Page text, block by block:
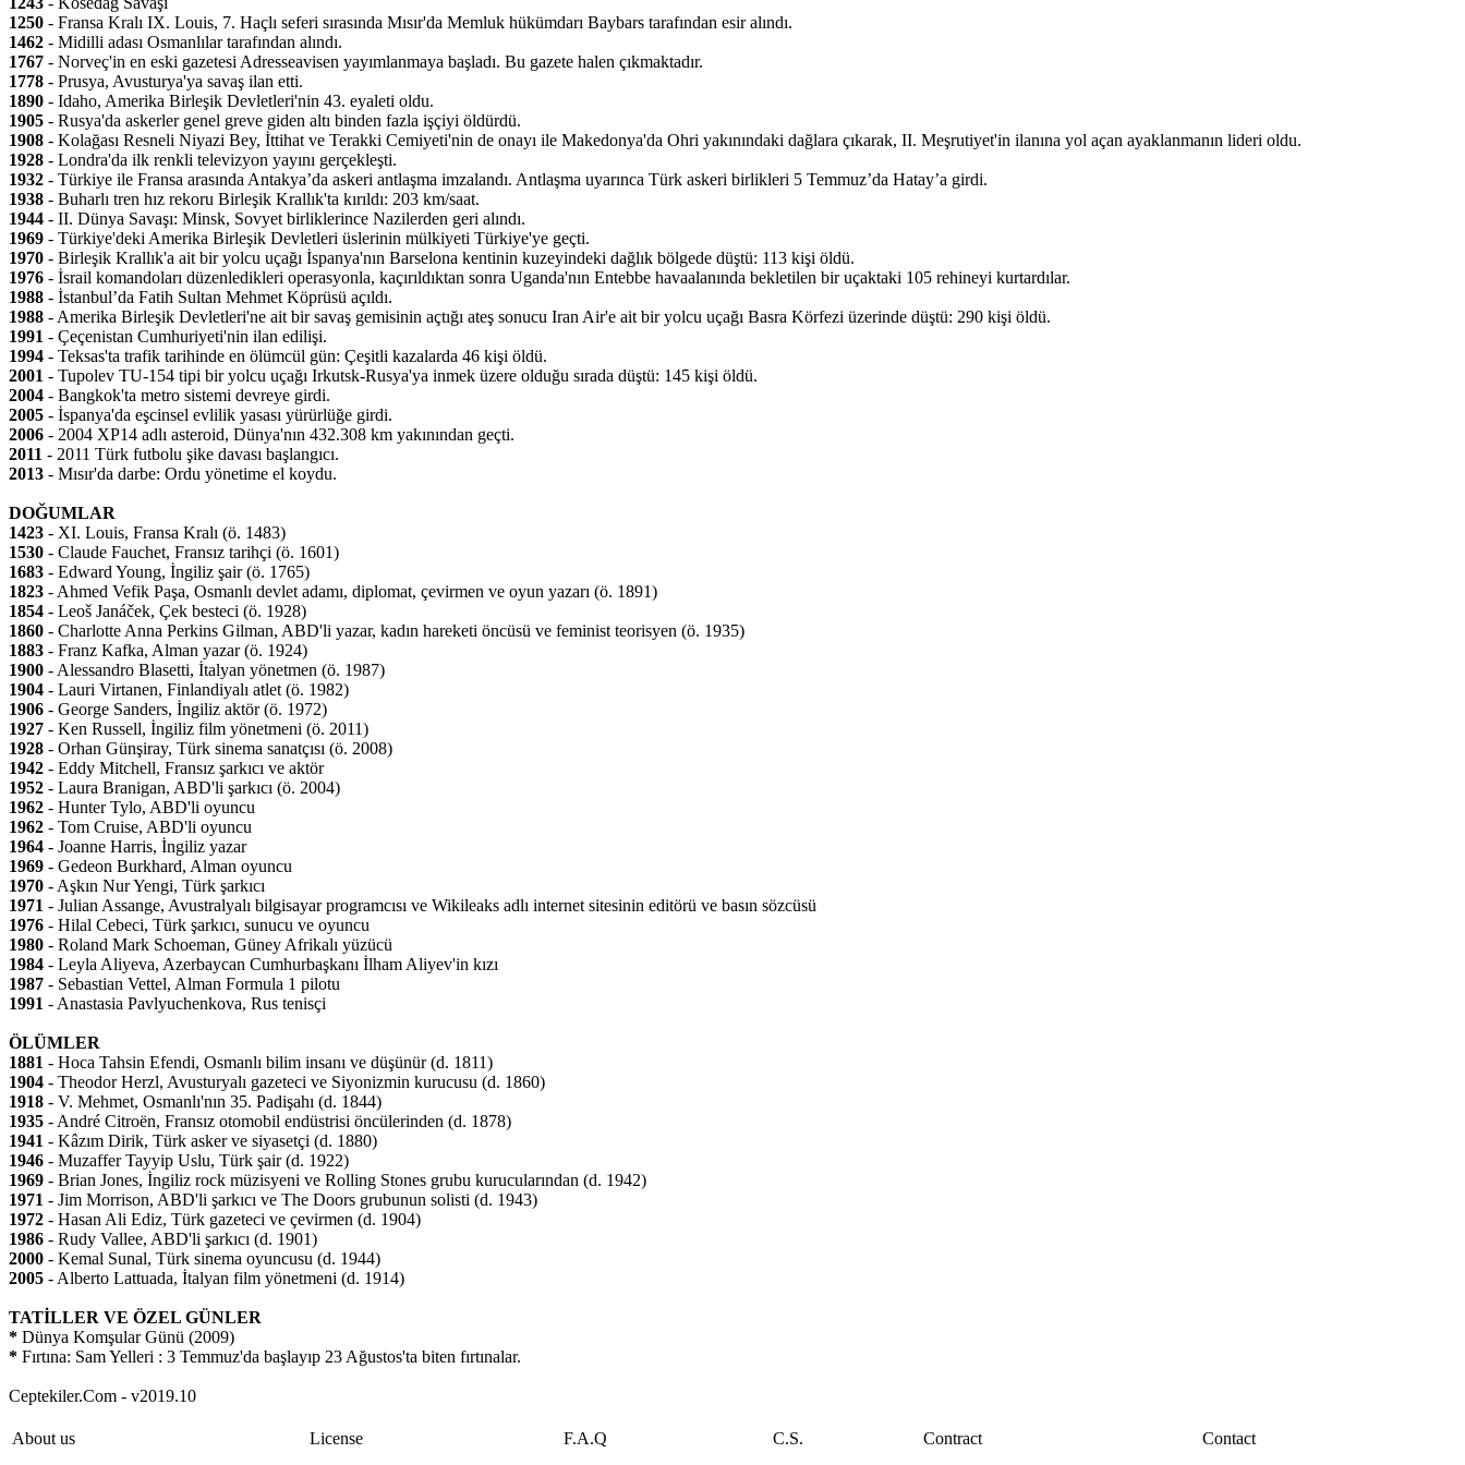
1250 - Fransa Kralı IX. Louis, 7. Haçlı seferi sırasında Mısır'da Memluk hükümdarı Baybars tarafından esir alındı.
1462 - Midilli adası Osmanlılar tarafından alındı.
1767 - Norveç'in en eski gazetesi Adresseavisen yayımlanmaya başladı. Bu gazete halen çıkmaktadır.
1778 - Prusya, Avusturya'ya savaş ilan etti.
1890 - Idaho, Amerika Birleşik Devletleri'nin 43. eyaleti oldu.
1905 - Rusya'da askerler genel greve giden altı binden fazla işçiyi öldürdü.
1908 - Kolağası Resneli Niyazi Bey, İttihat ve Terakki Cemiyeti'nin de onayı ile Makedonya'da Ohri yakınındaki dağlara çıkarak, II. Meşrutiyet'in ilanına yol açan ayaklanmanın lideri oldu.
1928 - Londra'da ilk renkli televizyon yayını gerçekleşti.
1932 - Türkiye ile Fransa arasında Antakya’da askeri antlaşma imzalandı. Antlaşma uyarınca Türk askeri birlikleri 5 Temmuz’da Hatay’a girdi.
1938 - Buharlı tren hız rekoru Birleşik Krallık'ta kırıldı: 203 km/saat.
1944 - II. Dünya Savaşı: Minsk, Sovyet birliklerince Nazilerden geri alındı.
1969 - Türkiye'deki Amerika Birleşik Devletleri üslerinin mülkiyeti Türkiye'ye geçti.
1970 - Birleşik Krallık'a ait bir yolcu uçağı İspanya'nın Barselona kentinin kuzeyindeki dağlık bölgede düştü: 113 kişi öldü.
1976 - İsrail komandoları düzenledikleri operasyonla, kaçırıldıktan sonra Uganda'nın Entebbe havaalanında bekletilen bir uçaktaki 105 rehineyi kurtardılar.
1988 - İstanbul’da Fatih Sultan Mehmet Köprüsü açıldı.
1988 - Amerika Birleşik Devletleri'ne ait bir savaş gemisinin açtığı ateş sonucu Iran Air'e ait bir yolcu uçağı Basra Körfezi üzerinde düştü: 290 kişi öldü.
1991 - Çeçenistan Cumhuriyeti'nin ilan edilişi.
1994 - Teksas'ta trafik tarihinde en ölümcül gün: Çeşitli kazalarda 46 kişi öldü.
2001 - Tupolev TU-154 tipi bir yolcu uçağı Irkutsk-Rusya'ya inmek üzere olduğu sırada düştü: 145 kişi öldü.
2004 - Bangkok'ta metro sistemi devreye girdi.
2005 - İspanya'da eşcinsel evlilik yasası yürürlüğe girdi.
2006 - 2004 XP14 adlı asteroid, Dünya'nın 432.308 km yakınından geçti.
2011 - 2011 Türk futbolu şike davası başlangıcı.
2013 - Mısır'da darbe: Ordu yönetime el koydu.
DOĞUMLAR
1423 - XI. Louis, Fransa Kralı (ö. 1483)
1530 - Claude Fauchet, Fransız tarihçi (ö. 1601)
1683 - Edward Young, İngiliz şair (ö. 1765)
1823 - Ahmed Vefik Paşa, Osmanlı devlet adamı, diplomat, çevirmen ve oyun yazarı (ö. 1891)
1854 - Leoš Janáček, Çek besteci (ö. 1928)
1860 - Charlotte Anna Perkins Gilman, ABD'li yazar, kadın hareketi öncüsü ve feminist teorisyen (ö. 1935)
1883 - Franz Kafka, Alman yazar (ö. 1924)
1900 - Alessandro Blasetti, İtalyan yönetmen (ö. 1987)
1904 - Lauri Virtanen, Finlandiyalı atlet (ö. 1982)
1906 - George Sanders, İngiliz aktör (ö. 1972)
1927 - Ken Russell, İngiliz film yönetmeni (ö. 2011)
1928 - Orhan Günşiray, Türk sinema sanatçısı (ö. 2008)
1942 - Eddy Mitchell, Fransız şarkıcı ve aktör
1952 - Laura Branigan, ABD'li şarkıcı (ö. 2004)
1962 - Hunter Tylo, ABD'li oyuncu
1962 - Tom Cruise, ABD'li oyuncu
1964 - Joanne Harris, İngiliz yazar
1969 - Gedeon Burkhard, Alman oyuncu
1970 - Aşkın Nur Yengi, Türk şarkıcı
1971 - Julian Assange, Avustralyalı bilgisayar programcısı ve Wikileaks adlı internet sitesinin editörü ve basın sözcüsü
1976 - Hilal Cebeci, Türk şarkıcı, sunucu ve oyuncu
1980 - Roland Mark Schoeman, Güney Afrikalı yüzücü
1984 - Leyla Aliyeva, Azerbaycan Cumhurbaşkanı İlham Aliyev'in kızı
1987 - Sebastian Vettel, Alman Formula 1 pilotu
1991 - Anastasia Pavlyuchenkova, Rus tenisçi
ÖLÜMLER
1881 - Hoca Tahsin Efendi, Osmanlı bilim insanı ve düşünür (d. 1811)
1904 - Theodor Herzl, Avusturyalı gazeteci ve Siyonizmin kurucusu (d. 1860)
1918 - V. Mehmet, Osmanlı'nın 35. Padişahı (d. 1844)
1935 - André Citroën, Fransız otomobil endüstrisi öncülerinden (d. 1878)
1941 - Kâzım Dirik, Türk asker ve siyasetçi (d. 1880)
1946 - Muzaffer Tayyip Uslu, Türk şair (d. 1922)
1969 - Brian Jones, İngiliz rock müzisyeni ve Rolling Stones grubu kurucularından (d. 1942)
1971 - Jim Morrison, ABD'li şarkıcı ve The Doors grubunun solisti (d. 1943)
1972 - Hasan Ali Ediz, Türk gazeteci ve çevirmen (d. 1904)
1986 - Rudy Vallee, ABD'li şarkıcı (d. 1901)
2000 - Kemal Sunal, Türk sinema oyuncusu (d. 1944)
2005 - Alberto Lattuada, İtalyan film yönetmeni (d. 1914)
TATİLLER VE ÖZEL GÜNLER
* Dünya Komşular Günü (2009)
* Fırtına: Sam Yelleri : 3 Temmuz'da başlayıp 23 Ağustos'ta biten fırtınalar.
Ceptekiler.Com - v2019.10
About us License F.A.Q C.S. Contract Contact